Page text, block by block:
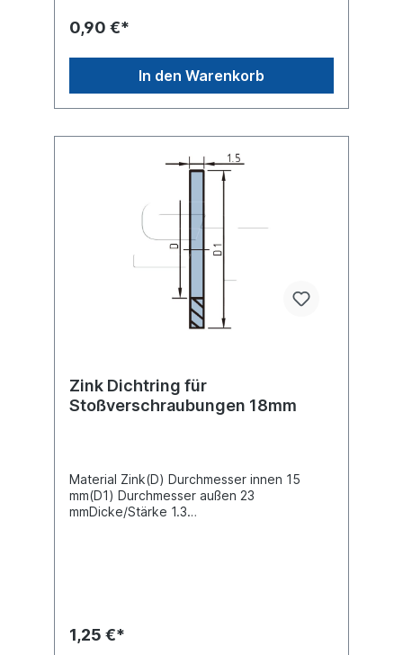
0,90 €*
In den Warenkorb
Zink Dichtring für
Stoßverschraubungen 18mm
Material Zink(D) Durchmesser innen 15
mm(D1) Durchmesser außen 23
mmDicke/Stärke 1.3
1,25 €*